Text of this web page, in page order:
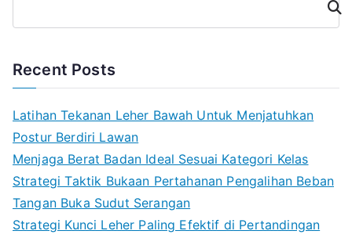
Cari
Recent Posts
Latihan Tekanan Leher Bawah Untuk Menjatuhkan
Postur Berdiri Lawan
Menjaga Berat Badan Ideal Sesuai Kategori Kelas
Strategi Taktik Bukaan Pertahanan Pengalihan Beban
Tangan Buka Sudut Serangan
Strategi Kunci Leher Paling Efektif di Pertandingan